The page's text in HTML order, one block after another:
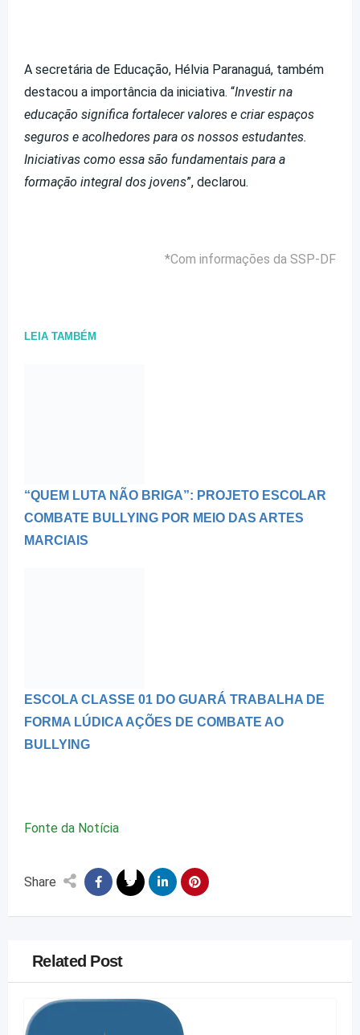
A secretária de Educação, Hélvia Paranaguá, também
destacou a importância da iniciativa. “Investir na
educação significa fortalecer valores e criar espaços
seguros e acolhedores para os nossos estudantes.
Iniciativas como essa são fundamentais para a
formação integral dos jovens”, declarou.
*Com informações da SSP-DF
LEIA TAMBÉM
“QUEM LUTA NÃO BRIGA”: PROJETO ESCOLAR
COMBATE BULLYING POR MEIO DAS ARTES
MARCIAIS
ESCOLA CLASSE 01 DO GUARÁ TRABALHA DE
FORMA LÚDICA AÇÕES DE COMBATE AO
BULLYING
Fonte da Notícia
Share
Related Post